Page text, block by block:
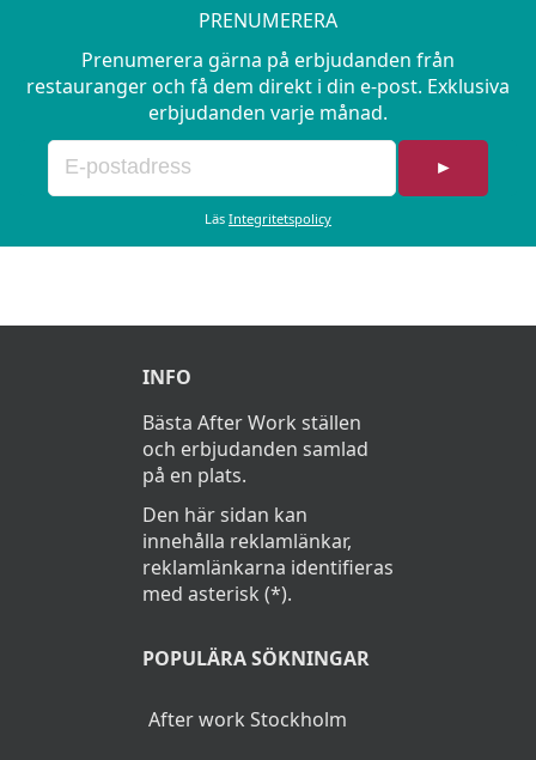
PRENUMERERA
Prenumerera gärna på erbjudanden från
restauranger och få dem direkt i din e-post. Exklusiva
erbjudanden varje månad.
►
Läs Integritetspolicy
INFO
Bästa After Work ställen
och erbjudanden samlad
på en plats.
Den här sidan kan
innehålla reklamlänkar,
reklamlänkarna identifieras
med asterisk (*).
POPULÄRA SÖKNINGAR
After work Stockholm